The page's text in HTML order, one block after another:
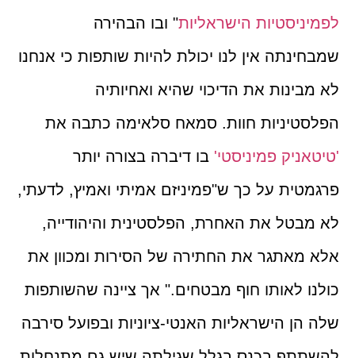
לפמיניסטיות הישראליות" ובו הבהירה
שמבחינתה אין לנו יכולת להיות שותפות כי אנחנו
לא מבינות את הדיכוי שהיא ואחיותיה
הפלסטיניות חוות. סמאח סלאימה כתבה את
'טיטאניק פמיניסטי' בו דיברה בצורה יותר
פרגמטית על כך ש"פמיניזם אמיתי ואמיץ, לדעתי,
לא מבטל את האחרת, הפלסטינית והיהודייה,
אלא מאתגר את החתירה של הסירות ומכוון את
כולנו לאותו חוף מבטחים." אך ציינה שהשותפות
שלה הן הישראליות האנטי-ציוניות ובפועל סירבה